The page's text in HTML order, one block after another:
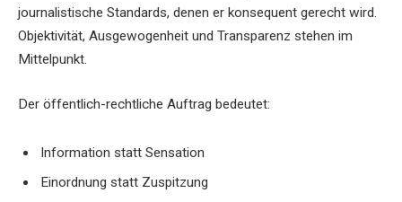
journalistische Standards, denen er konsequent gerecht wird.
Objektivität, Ausgewogenheit und Transparenz stehen im
Mittelpunkt.
Der öffentlich-rechtliche Auftrag bedeutet:
Information statt Sensation
Einordnung statt Zuspitzung